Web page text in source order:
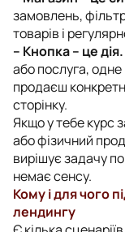
замовлень,
товарів і
– Кнопка – це дія.
або послуга, одне
продаєш
сторінку.
Якщо у тебе курс
або фізичний
вирішує задачу
немає сенсу.
Кому і для чого
лендингу